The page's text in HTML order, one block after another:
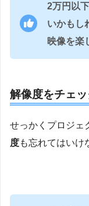
2万円以
いかもし
映像を楽
解像度をチェッ
せっかくプロジェ
度も忘れてはいけ